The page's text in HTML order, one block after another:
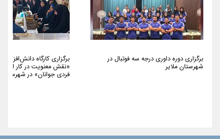
برگزاری دوره داوری درجه سه فوتبال در
شهرستان ملایر
برگزاری کارگاه
«نقش معنویت در کار
فردی جوانان» در شهرستان